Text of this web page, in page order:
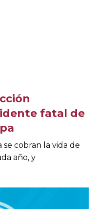
fatal de
cobran la vida de
año, y